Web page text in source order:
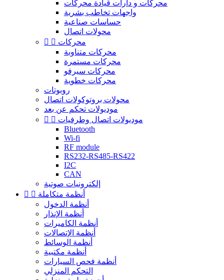
محركات و دارات قيادة محركات
واجهات تخاطب بشرية
حساسات صناعية
محولات اتصال
  محركات
محركات متناوبة
محركات مستمرة
محركات سيرفو
محركات خطوية
روبوتات
محولات بروتوكولات اتصال
موديولات تحكم عن بعد
  موديولات اتصال وطرفيات
Bluetooth
Wi-fi
RF module
RS232-RS485-RS422
I2C
CAN
إلكترونيات صوتية
  أنظمة متكاملة
أنظمة الدخول
أنظمة الإنذار
أنظمة الكاميرات
أنظمة الإتصالات
أنظمة الوسائط
أنظمة مكتبية
أنظمة فحص السيارات
التحكم المنزلي